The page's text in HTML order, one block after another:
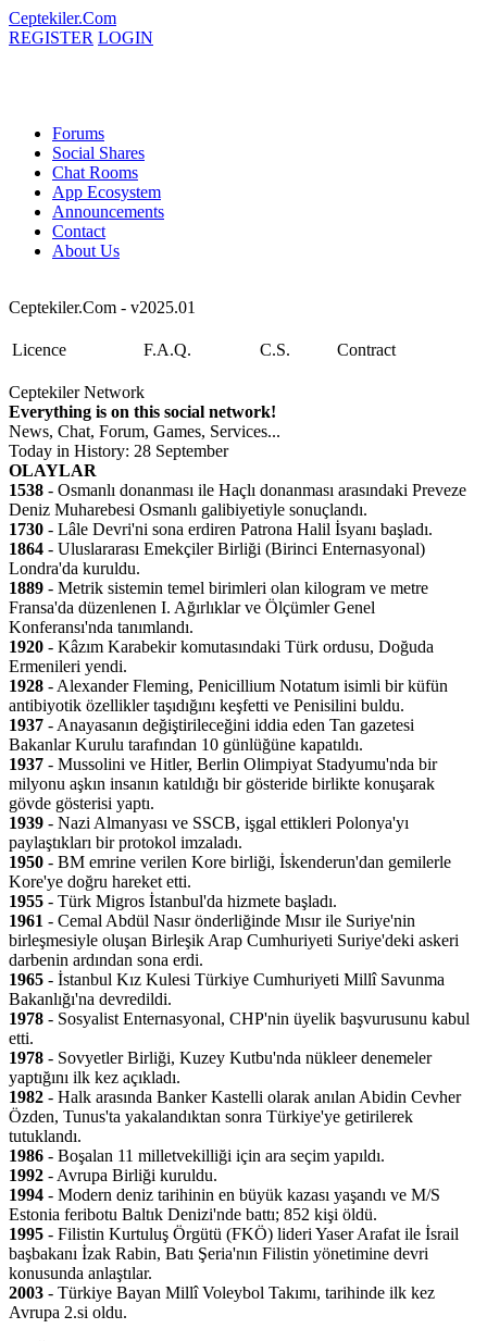
Ceptekiler.Com
REGISTER LOGIN
Forums
Social Shares
Chat Rooms
App Ecosystem
Announcements
Contact
About Us
Ceptekiler.Com - v2025.01
Licence F.A.Q. C.S. Contract
Ceptekiler Network
Everything is on this social network!
News, Chat, Forum, Games, Services...
Today in History: 28 September
OLAYLAR
1538 - Osmanlı donanması ile Haçlı donanması arasındaki Preveze
Deniz Muharebesi Osmanlı galibiyetiyle sonuçlandı.
1730 - Lâle Devri'ni sona erdiren Patrona Halil İsyanı başladı.
1864 - Uluslararası Emekçiler Birliği (Birinci Enternasyonal)
Londra'da kuruldu.
1889 - Metrik sistemin temel birimleri olan kilogram ve metre
Fransa'da düzenlenen I. Ağırlıklar ve Ölçümler Genel
Konferansı'nda tanımlandı.
1920 - Kâzım Karabekir komutasındaki Türk ordusu, Doğuda
Ermenileri yendi.
1928 - Alexander Fleming, Penicillium Notatum isimli bir küfün
antibiyotik özellikler taşıdığını keşfetti ve Penisilini buldu.
1937 - Anayasanın değiştirileceğini iddia eden Tan gazetesi
Bakanlar Kurulu tarafından 10 günlüğüne kapatıldı.
1937 - Mussolini ve Hitler, Berlin Olimpiyat Stadyumu'nda bir
milyonu aşkın insanın katıldığı bir gösteride birlikte konuşarak
gövde gösterisi yaptı.
1939 - Nazi Almanyası ve SSCB, işgal ettikleri Polonya'yı
paylaştıkları bir protokol imzaladı.
1950 - BM emrine verilen Kore birliği, İskenderun'dan gemilerle
Kore'ye doğru hareket etti.
1955 - Türk Migros İstanbul'da hizmete başladı.
1961 - Cemal Abdül Nasır önderliğinde Mısır ile Suriye'nin
birleşmesiyle oluşan Birleşik Arap Cumhuriyeti Suriye'deki askeri
darbenin ardından sona erdi.
1965 - İstanbul Kız Kulesi Türkiye Cumhuriyeti Millî Savunma
Bakanlığı'na devredildi.
1978 - Sosyalist Enternasyonal, CHP'nin üyelik başvurusunu kabul
etti.
1978 - Sovyetler Birliği, Kuzey Kutbu'nda nükleer denemeler
yaptığını ilk kez açıkladı.
1982 - Halk arasında Banker Kastelli olarak anılan Abidin Cevher
Özden, Tunus'ta yakalandıktan sonra Türkiye'ye getirilerek
tutuklandı.
1986 - Boşalan 11 milletvekilliği için ara seçim yapıldı.
1992 - Avrupa Birliği kuruldu.
1994 - Modern deniz tarihinin en büyük kazası yaşandı ve M/S
Estonia feribotu Baltık Denizi'nde battı; 852 kişi öldü.
1995 - Filistin Kurtuluş Örgütü (FKÖ) lideri Yaser Arafat ile İsrail
başbakanı İzak Rabin, Batı Şeria'nın Filistin yönetimine devri
konusunda anlaştılar.
2003 - Türkiye Bayan Millî Voleybol Takımı, tarihinde ilk kez
Avrupa 2.si oldu.